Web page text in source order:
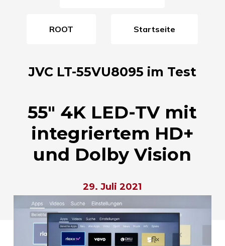
ROOT Startseite
JVC LT-55VU8095 im Test
55″ 4K LED-TV mit
integriertem HD+
und Dolby Vision
29. Juli 2021